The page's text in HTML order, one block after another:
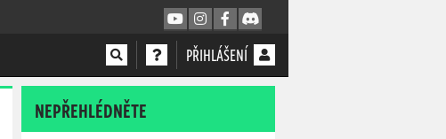
PŘIHLÁŠENÍ
NEPŘEHLÉDNĚTE